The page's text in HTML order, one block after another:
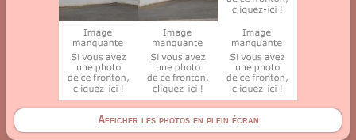
Afficher les photos en plein écran